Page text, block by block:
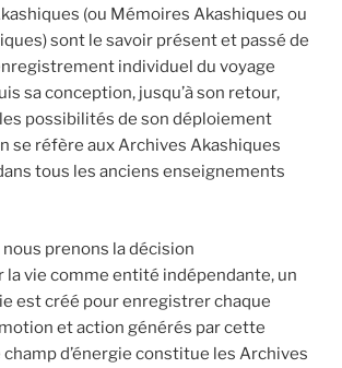
(ou Mémoires Akashiques ou
sont le savoir présent et passé de
individuel du voyage
sa conception, jusqu’à son retour,
possibilités de son déploiement
se réfère aux Archives Akashiques
tous les anciens enseignements
prenons la décision
la vie comme entité indépendante, un
est créé pour enregistrer chaque
et action générés par cette
d’énergie constitue les Archives